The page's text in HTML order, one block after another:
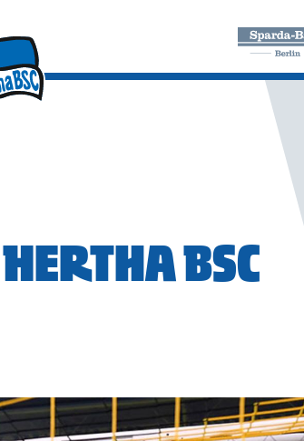
BSC